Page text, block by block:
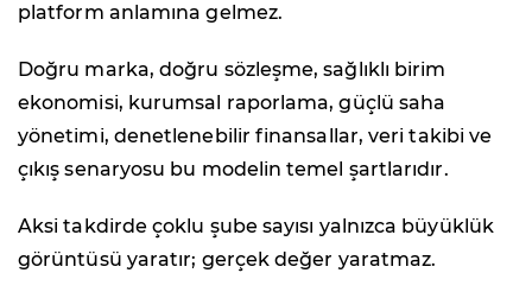
platform anlamına gelmez.
Doğru marka, doğru sözleşme, sağlıklı birim
ekonomisi, kurumsal raporlama, güçlü saha
yönetimi, denetlenebilir finansallar, veri takibi ve
çıkış senaryosu bu modelin temel şartlarıdır.
Aksi takdirde çoklu şube sayısı yalnızca büyüklük
görüntüsü yaratır; gerçek değer yaratmaz.